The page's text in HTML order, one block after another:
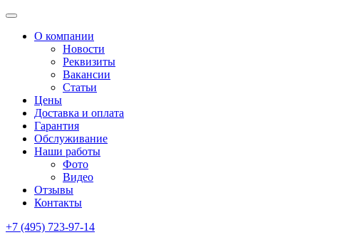
О компании
Новости
Реквизиты
Вакансии
Статьи
Цены
Доставка и оплата
Гарантия
Обслуживание
Наши работы
Фото
Видео
Отзывы
Контакты
+7 (495) 723-97-14